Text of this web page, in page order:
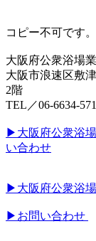
コピー不可です。
大阪府公衆浴場
大阪市浪速区敷
2階
TEL／06-6634-
▶︎大阪府公衆浴
い合わせ
▶︎大阪府公衆浴
▶︎お問い合わせ